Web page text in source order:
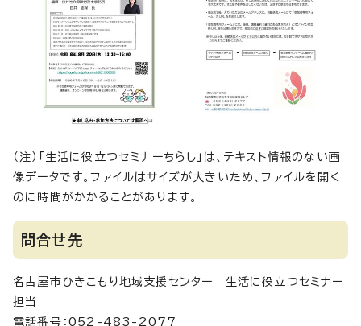
（注）「生活に役立つセミナーちらし」は、テキスト情報のない画
像データです。ファイルはサイズが大きいため、ファイルを開く
のに時間がかかることがあります。
問合せ先
名古屋市ひきこもり地域支援センター 生活に役立つセミナー
担当
電話番号：052-483-2077